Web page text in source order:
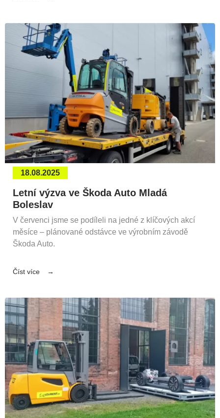
18.08.2025
Letní výzva ve Škoda Auto Mladá
Boleslav
V červenci jsme se podíleli na jedné z klíčových akcí
měsíce – plánované odstávce ve výrobním závodě
Škoda Auto.
Číst více